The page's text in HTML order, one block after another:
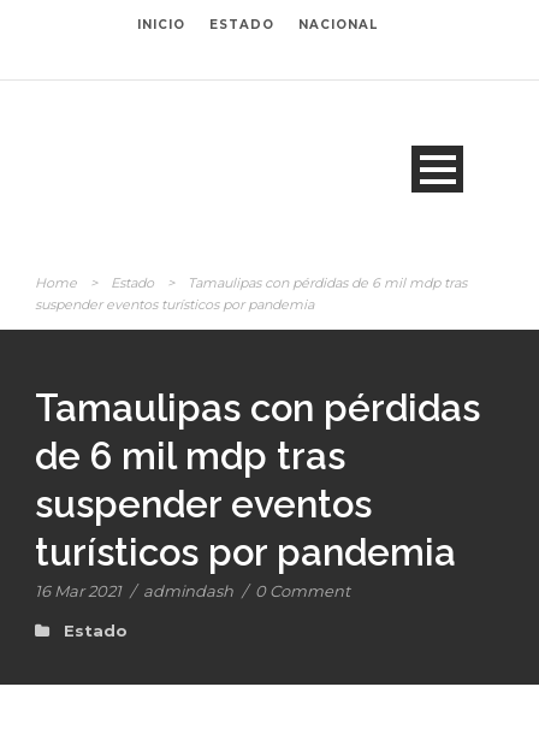
INICIO ESTADO NACIONAL
Home > Estado >
Tamaulipas con pérdidas de 6 mil mdp tras
suspender eventos turísticos por pandemia
Tamaulipas con pérdidas
de 6 mil mdp tras
suspender eventos
turísticos por pandemia
16 Mar 2021 / admindash / 0 Comment
Estado